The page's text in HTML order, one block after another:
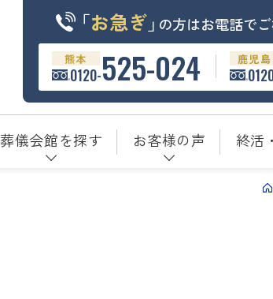
「お急ぎ」 の方はお電話で
熊本
0120-525-024 鹿児島
葬儀会館を探す お客様の声 終活